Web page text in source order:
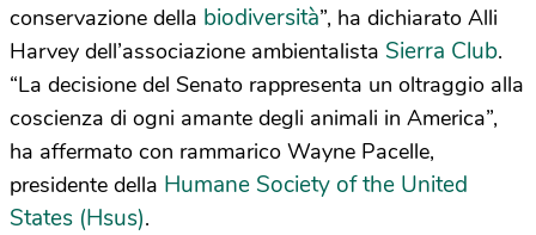
conservazione della biodiversità”, ha dichiarato Alli
Harvey dell’associazione ambientalista Sierra Club.
“La decisione del Senato rappresenta un oltraggio alla
coscienza di ogni amante degli animali in America”,
ha affermato con rammarico Wayne Pacelle,
presidente della Humane Society of the United
States (Hsus).